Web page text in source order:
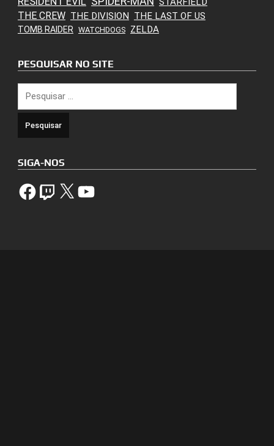
THE CREW THE DIVISION THE LAST OF US
TOMB RAIDER WATCHDOGS ZELDA
PESQUISAR NO SITE
por:
SIGA-NOS
FacebookTwitch X YouTube